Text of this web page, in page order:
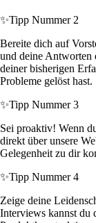
✨Tipp Nummer 2
Bereite dich auf
und deine Antworten
deiner bisherigen
Probleme gelöst hast.
✨Tipp Nummer 3
Sei proaktiv! Wenn
direkt über unsere
Gelegenheit zu dir
✨Tipp Nummer 4
Zeige deine
Interviews kannst du